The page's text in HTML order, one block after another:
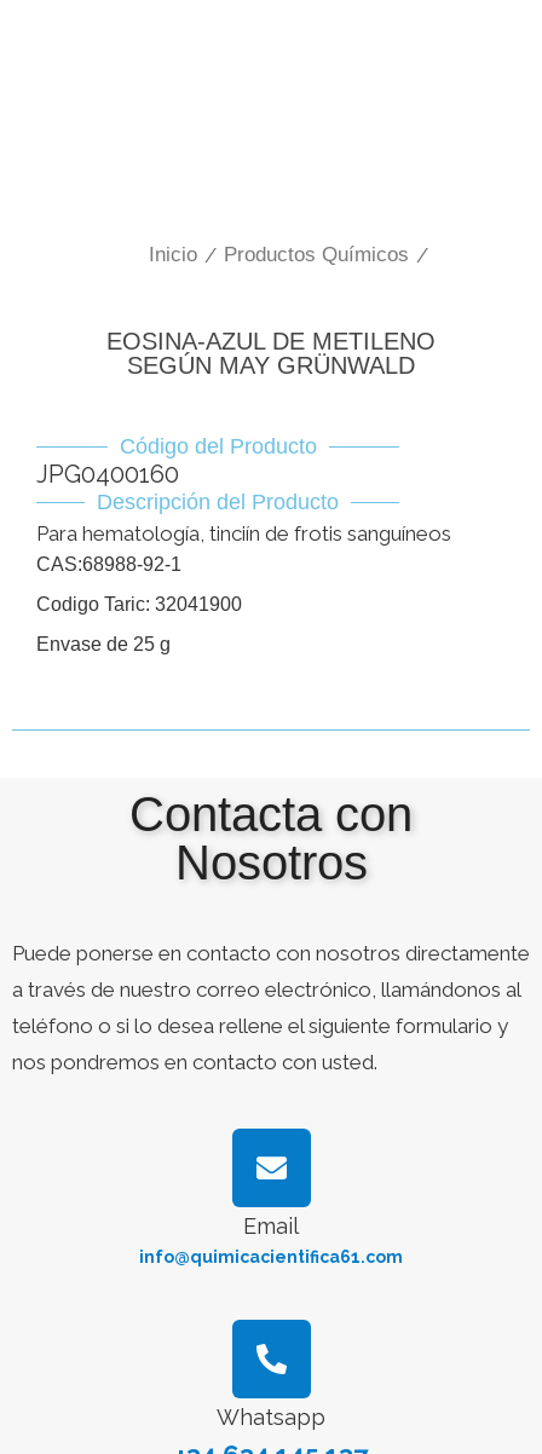
Inicio / Productos Químicos /
EOSINA-AZUL DE METILENO
SEGÚN MAY GRÜNWALD
Código del Producto
JPG0400160
Descripción del Producto
Para hematología, tinciín de frotis sanguíneos
CAS:68988-92-1
Codigo Taric: 32041900
Envase de 25 g
Contacta con
Nosotros
Puede ponerse en contacto con nosotros directamente
a través de nuestro correo electrónico, llamándonos al
teléfono o si lo desea rellene el siguiente formulario y
nos pondremos en contacto con usted.
Email
info@quimicacientifica61.com
Whatsapp